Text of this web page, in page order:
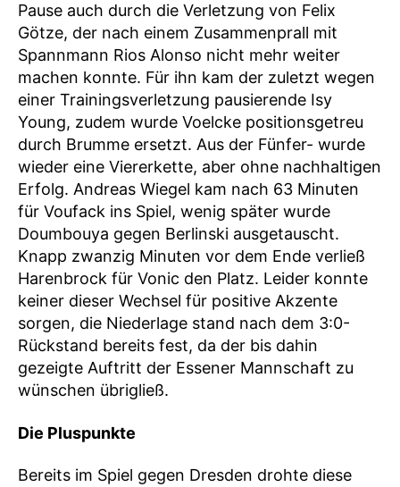
Pause auch durch die Verletzung von Felix
Götze, der nach einem Zusammenprall mit
Spannmann Rios Alonso nicht mehr weiter
machen konnte. Für ihn kam der zuletzt wegen
einer Trainingsverletzung pausierende Isy
Young, zudem wurde Voelcke positionsgetreu
durch Brumme ersetzt. Aus der Fünfer- wurde
wieder eine Viererkette, aber ohne nachhaltigen
Erfolg. Andreas Wiegel kam nach 63 Minuten
für Voufack ins Spiel, wenig später wurde
Doumbouya gegen Berlinski ausgetauscht.
Knapp zwanzig Minuten vor dem Ende verließ
Harenbrock für Vonic den Platz. Leider konnte
keiner dieser Wechsel für positive Akzente
sorgen, die Niederlage stand nach dem 3:0-
Rückstand bereits fest, da der bis dahin
gezeigte Auftritt der Essener Mannschaft zu
wünschen übrigließ.
Die Pluspunkte
Bereits im Spiel gegen Dresden drohte diese